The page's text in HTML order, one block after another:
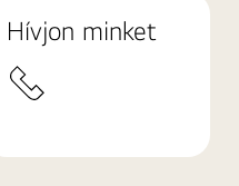
Hívjon minket